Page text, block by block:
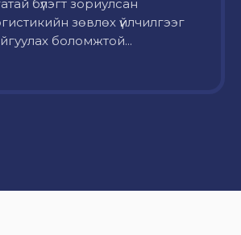
бүлэгт зориулсан
зөвлөх үйлчилгээг
боломжтой...